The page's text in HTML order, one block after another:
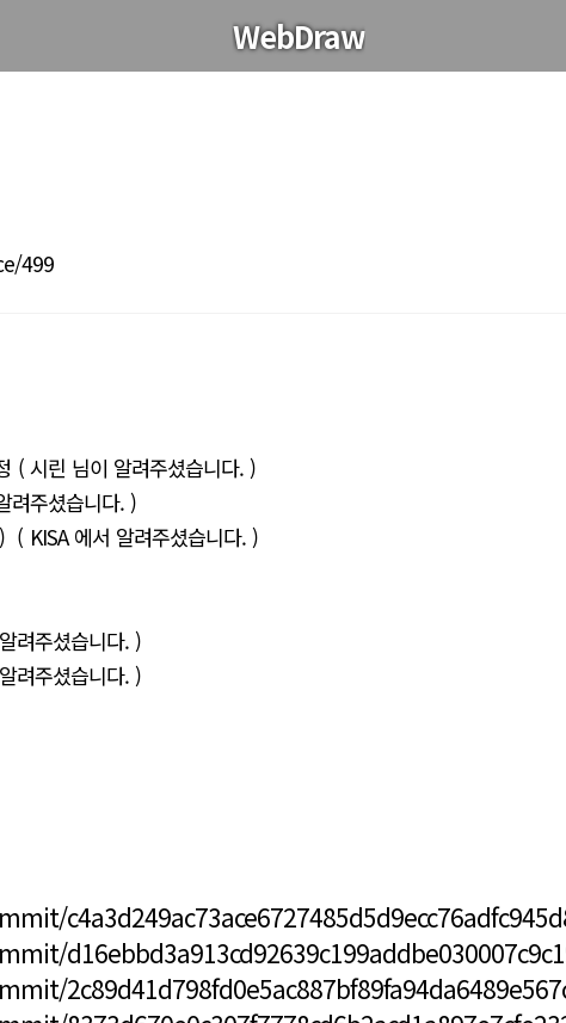
WebDraw
499
( 시린 님이 알려주셨습니다. )
주셨습니다. )
KISA 에서 알려주셨습니다. )
려주셨습니다. )
려주셨습니다. )